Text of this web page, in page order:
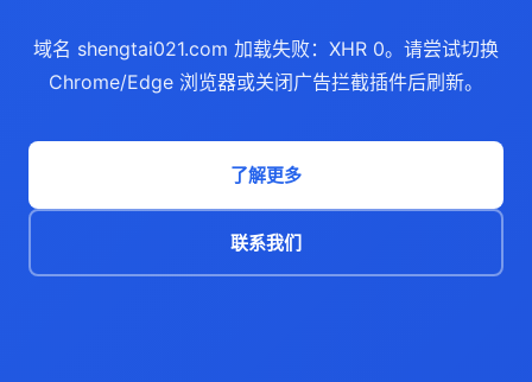
域名 shengtai021.com 加载失败：XHR 0。请尝试切换
Chrome/Edge 浏览器或关闭广告拦截插件后刷新。
了解更多
联系我们